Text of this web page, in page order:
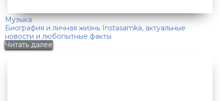
Музыка
Биография и личная жизнь Instasamka, актуальные
новости и любопытные факты
Читать далее